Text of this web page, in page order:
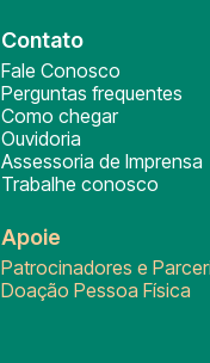
Contato
Fale Conosco
Perguntas frequentes
Como chegar
Ouvidoria
Assessoria de Imprensa
Trabalhe conosco
Apoie
Patrocinadores e
Doação Pessoa Física